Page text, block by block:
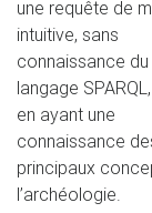
une requête de
intuitive, sans
connaissance du
langage
en ayant une
connaissance
principaux
l’archéologie.